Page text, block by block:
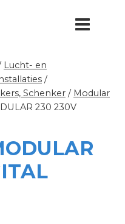
Lucht- en
/
Schenker / Modular
230 230V